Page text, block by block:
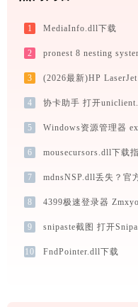
1 MediaInfo.dll下载
2
3
4
5
6
7
8
9
10 FndPointer.dll下载